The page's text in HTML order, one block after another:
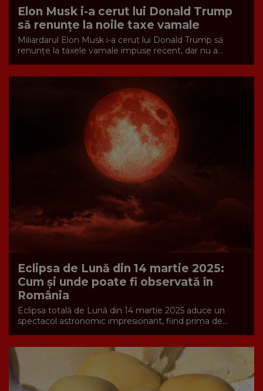
Elon Musk i-a cerut lui Donald Trump
să renunțe la noile taxe vamale
Miliardarul Elon Musk i-a cerut lui Donald Trump să
renunțe la taxele vamale impuse recent, dar nu a...
Eclipsa de Lună din 14 martie 2025:
Cum și unde poate fi observată în
România
Eclipsa totală de Lună din 14 martie 2025 aduce un
spectacol astronomic impresionant, fiind prima de...